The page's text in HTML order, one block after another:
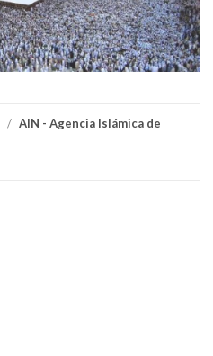
/ AIN - Agencia Islámica de